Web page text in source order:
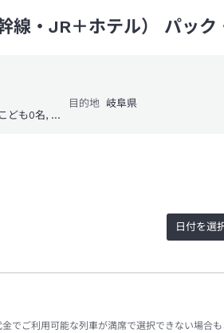
線・JR＋ホテル） パック
目的地 岐阜県
1部屋 / おとな2名, こども0名, 幼児0名
日付を選
でご利用可能な列車が満席で選択できない場合も